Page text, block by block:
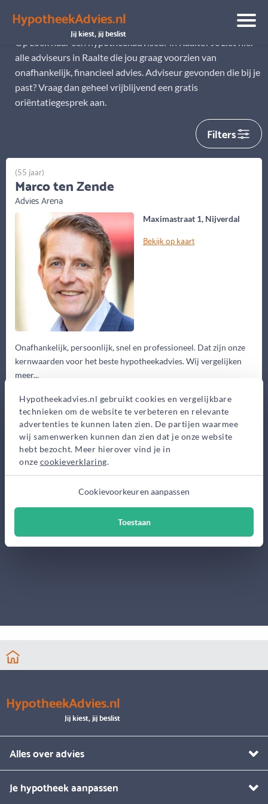
Hypotheekadvies.nl gebruikt cookies en vergelijkbare
technieken om de website te verbeteren en relevante
advertenties te kunnen laten zien. De partijen waarmee
wij samenwerken kunnen dan zien dat je onze website
hebt bezocht. Meer hierover vind je in
onze cookieverklaring.
Cookievoorkeuren aanpassen
Toestaan
HypotheekAdvies.nl
Jij kiest, jij beslist
Hypotheekadviseur Raalte
Op zoek naar een hypotheekadviseur in Raalte? Je ziet hier
alle adviseurs in Raalte die jou graag voorzien van
onafhankelijk, financieel advies. Adviseur gevonden die bij je
past? Vraag dan geheel vrijblijvend een gratis
oriëntatiegesprek aan.
Filters
Maximastraat 1, Nijverdal
Bekijk op kaart
Onafhankelijk, persoonlijk, snel en professioneel. Dat zijn onze
kernwaarden voor het beste hypotheekadvies. Wij vergelijken
meer...
(55 jaar)
Marco ten Zende
Advies Arena
Eerste gesprek
0,-
Advieskosten
2.495,-
Maak gratis afspraak
HypotheekAdvies.nl
Jij kiest, jij beslist
Alles over advies
Je hypotheek aanpassen